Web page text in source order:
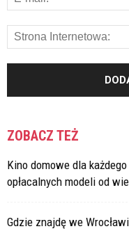
ZOBACZ TEŻ
Kino domowe dla
opłacalnych modeli od
Gdzie znajdę we